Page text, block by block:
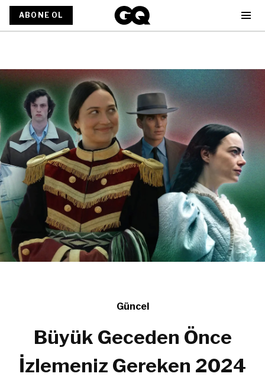
ABONE OL
Güncel
Büyük Geceden Önce
İzlemeniz Gereken 2024